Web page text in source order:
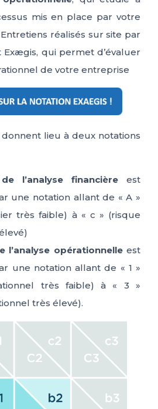
mis en place par votre
réalisés sur site par
Exægis, qui permet d’évaluer
de votre entreprise
donnent lieu à deux notations
l’analyse financière est
une notation allant de « A »
très faible) à « c » (risque
l’analyse opérationnelleest
une notation allant de « 1 »
très faible) à « 3 »
très élevé).